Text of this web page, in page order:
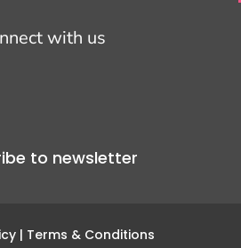
with us
to newsletter
| Terms & Conditions